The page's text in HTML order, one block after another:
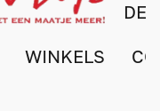
DE
WINKELS